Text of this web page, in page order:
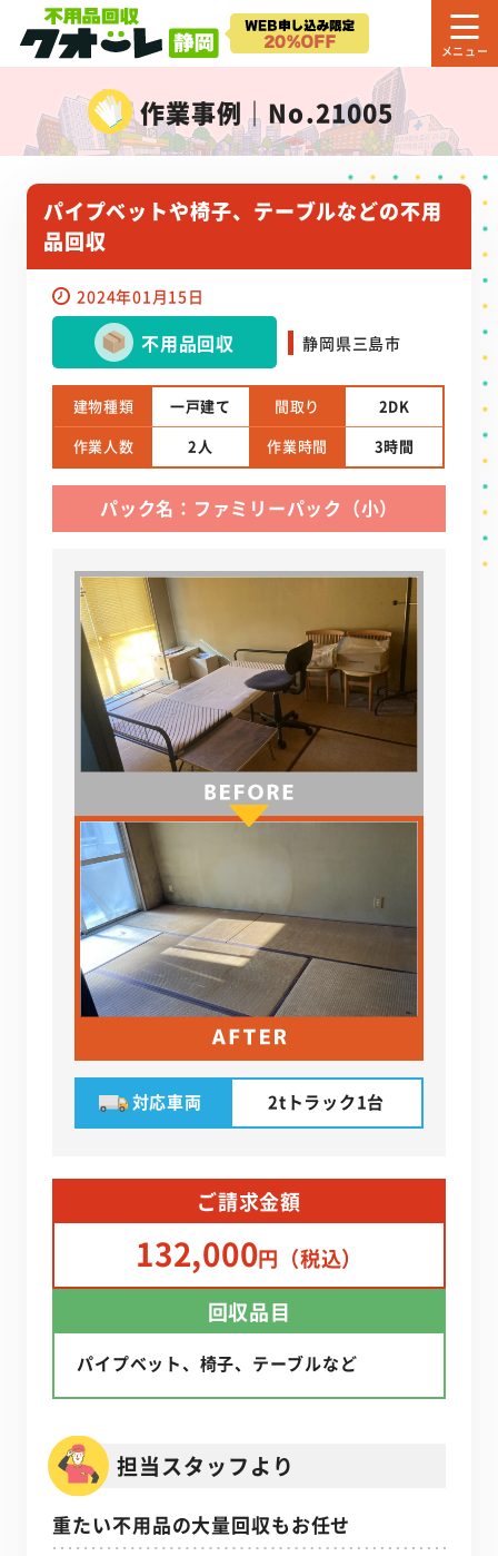
作業事例｜No.21005
パイプベットや椅子、テーブルなどの不用
品回収
2024年01月15日
不用品回収 静岡県三島市
建物種類 一戸建て 間取り
2DK
作業人数
2人 作業時間 3時間
パック名：ファミリーパック（小）
対応車両 2tトラック1台
ご請求金額
132,000円（税込）
回収品目
パイプベット、椅子、テーブルなど
担当スタッフより
重たい不用品の大量回収もお任せ